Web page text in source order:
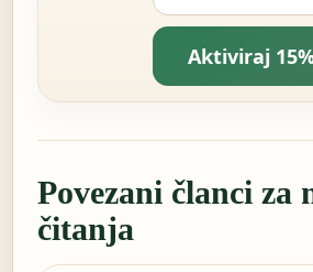
Aktiviraj
Povezani članci za
čitanja